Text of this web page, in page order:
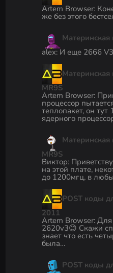
Artem Browser:
же без этого
Материнская
alex:И еще 2666 V3
Материнская
MR9S
Artem Browser:
процессор
теплопакет, он
ядерного
Материнская
MR9S
Виктор:
на этой плате,
до 1200мгц, в
POST коды
2011
Artem Browser:Для
2620v3😊 Скажи
знает что есть
была…
POST коды